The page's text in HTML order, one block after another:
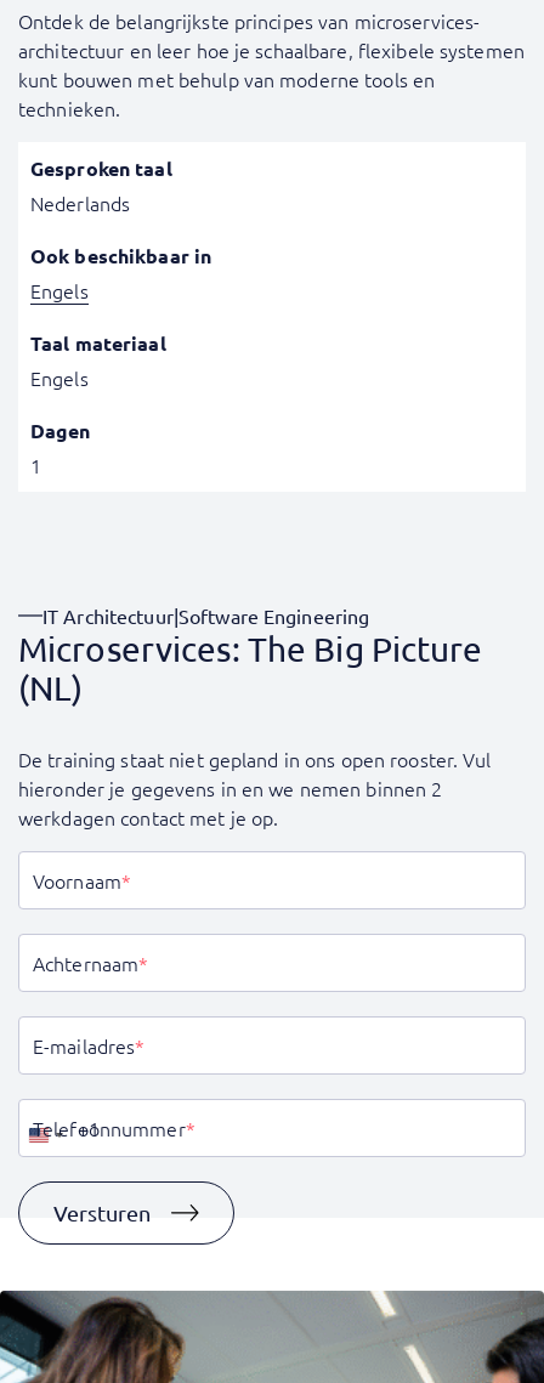
Ontdek de belangrijkste principes van microservices-
architectuur en leer hoe je schaalbare, flexibele systemen
kunt bouwen met behulp van moderne tools en
technieken.
Gesproken taal
Nederlands
Ook beschikbaar in
Engels
Taal materiaal
Engels
Dagen
1
IT Architectuur|Software Engineering
Microservices: The Big Picture
(NL)
De training staat niet gepland in ons open rooster. Vul
hieronder je gegevens in en we nemen binnen 2
werkdagen contact met je op.
Voornaam*
Achternaam*
E-mailadres*
Telefoonnummer*
Verenigde
+1Versturen